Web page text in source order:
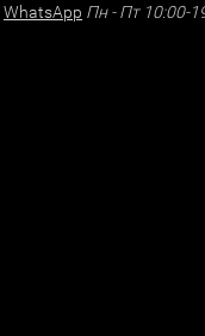
WhatsApp Пн - Пт 10:00-